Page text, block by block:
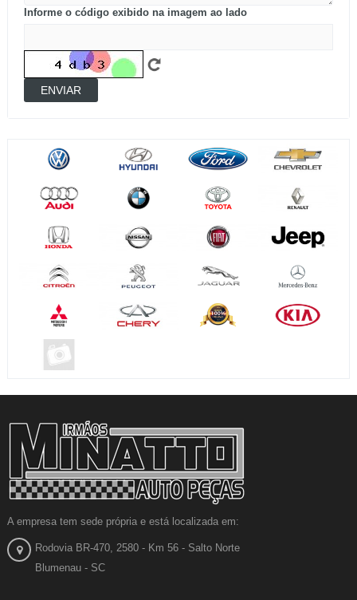
Informe o código exibido na imagem ao lado
ENVIAR
A empresa tem sede própria e está localizada em:
Rodovia BR-470, 2580 - Km 56 - Salto Norte
Blumenau - SC